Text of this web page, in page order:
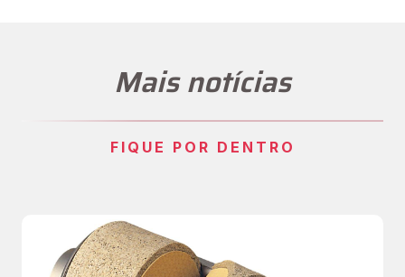
Mais notícias
FIQUE POR DENTRO